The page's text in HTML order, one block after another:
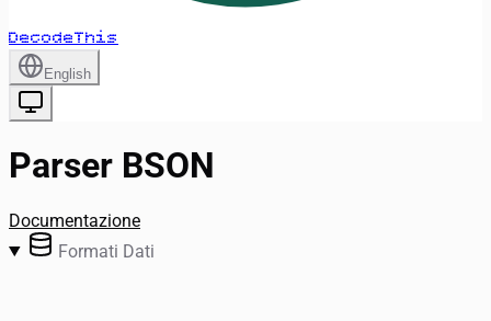
DecodeThis
English
Parser BSON
Documentazione
Formati Dati